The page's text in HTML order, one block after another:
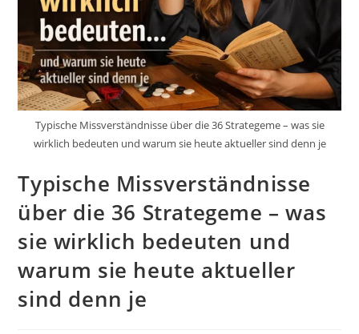
Typische Missverständnisse über die 36 Strategeme – was sie
wirklich bedeuten und warum sie heute aktueller sind denn je
Typische Missverständnisse
über die 36 Strategeme – was
sie wirklich bedeuten und
warum sie heute aktueller
sind denn je